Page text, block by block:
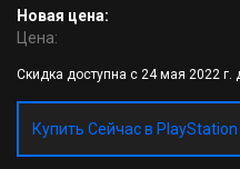
Новая цена:
Цена:
Скидка доступна с 24 мая 2022 г.
Купить Сейчас в